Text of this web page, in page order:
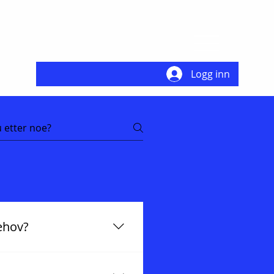
Logg inn